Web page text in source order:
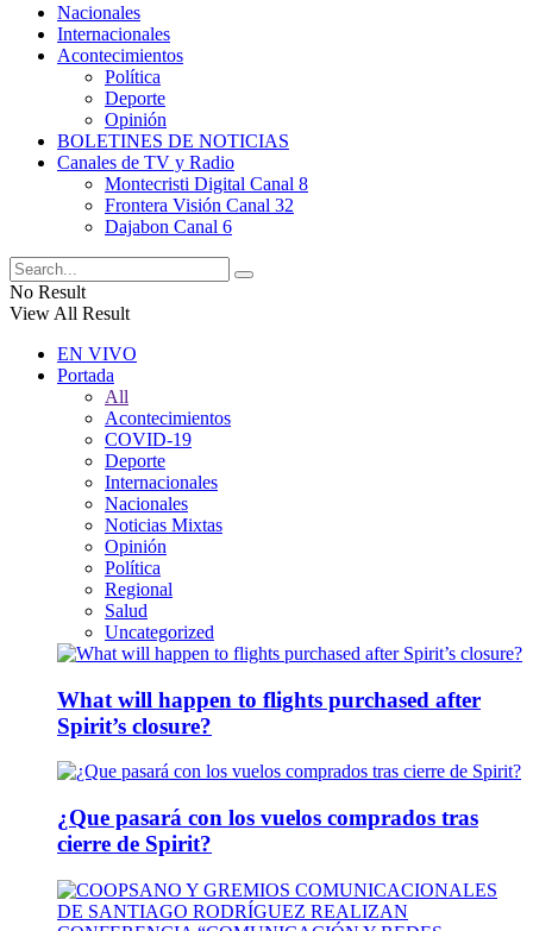
Nacionales
Internacionales
Acontecimientos
Política
Deporte
Opinión
BOLETINES DE NOTICIAS
Canales de TV y Radio
Montecristi Digital Canal 8
Frontera Visión Canal 32
Dajabon Canal 6
No Result
View All Result
EN VIVO
Portada
All
Acontecimientos
COVID-19
Deporte
Internacionales
Nacionales
Noticias Mixtas
Opinión
Política
Regional
Salud
Uncategorized
What will happen to flights purchased after
Spirit’s closure?
¿Que pasará con los vuelos comprados tras
cierre de Spirit?